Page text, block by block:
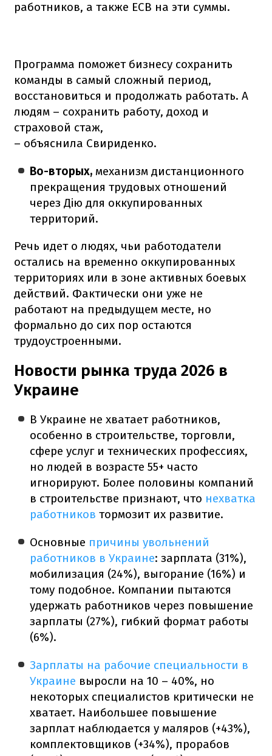
работников, а также ЕСВ на эти суммы.
Программа поможет бизнесу сохранить
команды в самый сложный период,
восстановиться и продолжать работать. А
людям – сохранить работу, доход и
страховой стаж,
– объяснила Свириденко.
Во-вторых, механизм дистанционного
прекращения трудовых отношений
через Дію для оккупированных
территорий.
Речь идет о людях, чьи работодатели
остались на временно оккупированных
территориях или в зоне активных боевых
действий. Фактически они уже не
работают на предыдущем месте, но
формально до сих пор остаются
трудоустроенными.
Новости рынка труда 2026 в
Украине
В Украине не хватает работников,
особенно в строительстве, торговли,
сфере услуг и технических профессиях,
но людей в возрасте 55+ часто
игнорируют. Более половины компаний
в строительстве признают, что нехватка
работников тормозит их развитие.
Основные причины увольнений
работников в Украине: зарплата (31%),
мобилизация (24%), выгорание (16%) и
тому подобное. Компании пытаются
удержать работников через повышение
зарплаты (27%), гибкий формат работы
(6%).
Зарплаты на рабочие специальности в
Украине выросли на 10 – 40%, но
некоторых специалистов критически не
хватает. Наибольшее повышение
зарплат наблюдается у маляров (+43%),
комплектовщиков (+34%), прорабов